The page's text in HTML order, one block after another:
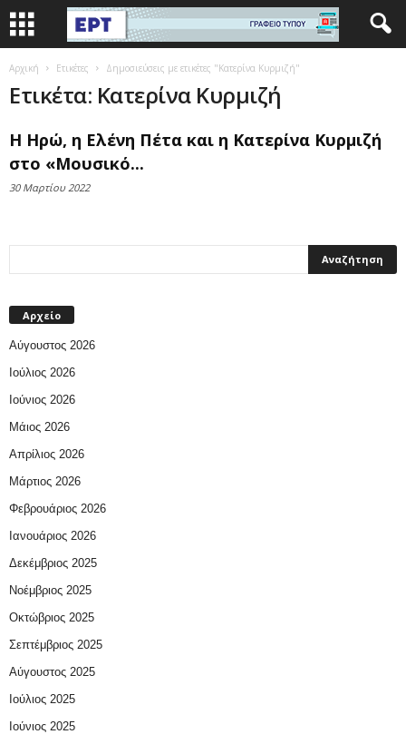
Αρχική Ετικέτες Δημοσιεύσεις με ετικέτες "Κατερίνα Κυρμιζή"
Ετικέτα: Κατερίνα Κυρμιζή
Η Ηρώ, η Ελένη Πέτα και η Κατερίνα Κυρμιζή
στο «Μουσικό...
30 Μαρτίου 2022
Αρχείο
Αύγουστος 2026
Ιούλιος 2026
Ιούνιος 2026
Μάιος 2026
Απρίλιος 2026
Μάρτιος 2026
Φεβρουάριος 2026
Ιανουάριος 2026
Δεκέμβριος 2025
Νοέμβριος 2025
Οκτώβριος 2025
Σεπτέμβριος 2025
Αύγουστος 2025
Ιούλιος 2025
Ιούνιος 2025